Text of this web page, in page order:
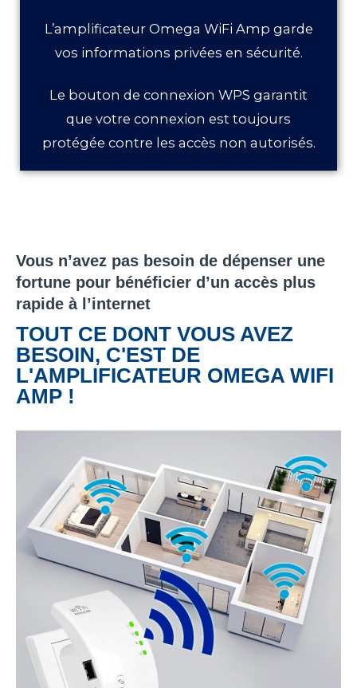
L’amplificateur Omega WiFi Amp garde
vos informations privées en sécurité.
Le bouton de connexion WPS garantit
que votre connexion est toujours
protégée contre les accès non autorisés.
Vous n’avez pas besoin de dépenser une
fortune pour bénéficier d’un accès plus
rapide à l’internet
TOUT CE DONT VOUS AVEZ
BESOIN, C'EST DE
L'AMPLIFICATEUR OMEGA WIFI
AMP !